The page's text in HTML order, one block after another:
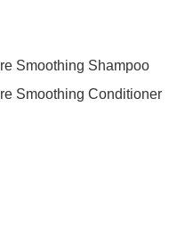
Smoothing Shampoo
Smoothing Conditioner